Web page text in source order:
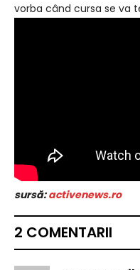
vorba când cursa se va
sursă:activenews.ro
2 COMENTARII